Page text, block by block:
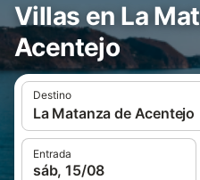
Villas en La
Acentejo
Destino
La Matanza de Acentejo
Entrada
sáb, 15/08